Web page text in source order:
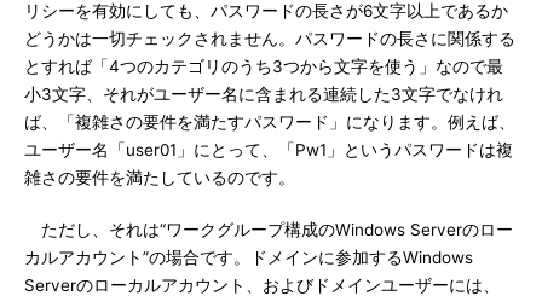
リシーを有効にしても、パスワードの長さが6文字以上であるか
どうかは一切チェックされません。パスワードの長さに関係する
とすれば「4つのカテゴリのうち3つから文字を使う」なので最
小3文字、それがユーザー名に含まれる連続した3文字でなけれ
ば、「複雑さの要件を満たすパスワード」になります。例えば、
ユーザー名「user01」にとって、「Pw1」というパスワードは複
雑さの要件を満たしているのです。
ただし、それは“ワークグループ構成のWindows Serverのロー
カルアカウント”の場合です。ドメインに参加するWindows
Serverのローカルアカウント、およびドメインユーザーには、